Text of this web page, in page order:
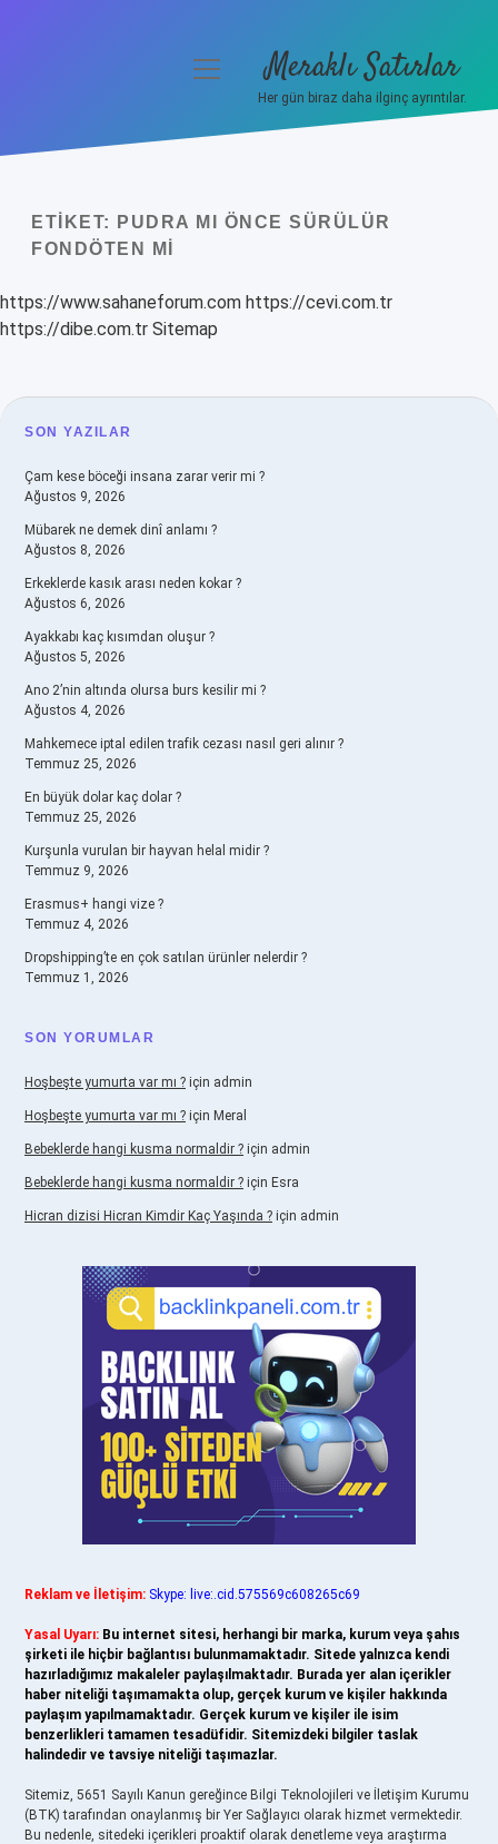
Yasal Uyarı
Hakkımızda
menüyü
Meraklı Satırlar
Her gün biraz daha ilginç ayrıntılar.
ETIKET:
PUDRA MI ÖNCE SÜRÜLÜR
FONDÖTEN MI
https://www.sahaneforum.com https://cevi.com.tr
https://dibe.com.tr Sitemap
SIDEBAR
SON YAZILAR
Çam kese böceği insana zarar verir mi ?
Ağustos 9, 2026
Mübarek ne demek dinî anlamı ?
Ağustos 8, 2026
Erkeklerde kasık arası neden kokar ?
Ağustos 6, 2026
Ayakkabı kaç kısımdan oluşur ?
Ağustos 5, 2026
Ano 2’nin altında olursa burs kesilir mi ?
Ağustos 4, 2026
Mahkemece iptal edilen trafik cezası nasıl geri alınır ?
Temmuz 25, 2026
En büyük dolar kaç dolar ?
Temmuz 25, 2026
Kurşunla vurulan bir hayvan helal midir ?
Temmuz 9, 2026
Erasmus+ hangi vize ?
Temmuz 4, 2026
Dropshipping’te en çok satılan ürünler nelerdir ?
Temmuz 1, 2026
SON YORUMLAR
Hoşbeşte yumurta var mı ? için admin
Hoşbeşte yumurta var mı ? için Meral
Bebeklerde hangi kusma normaldir ? için admin
Bebeklerde hangi kusma normaldir ? için Esra
Hicran dizisi Hicran Kimdir Kaç Yaşında ? için admin
Reklam ve İletişim: Skype: live:.cid.575569c608265c69
Yasal Uyarı: Bu internet sitesi, herhangi bir marka, kurum veya şahıs
şirketi ile hiçbir bağlantısı bulunmamaktadır. Sitede yalnızca kendi
hazırladığımız makaleler paylaşılmaktadır. Burada yer alan içerikler
haber niteliği taşımamakta olup, gerçek kurum ve kişiler hakkında
paylaşım yapılmamaktadır. Gerçek kurum ve kişiler ile isim
benzerlikleri tamamen tesadüfidir. Sitemizdeki bilgiler taslak
halindedir ve tavsiye niteliği taşımazlar.
Sitemiz, 5651 Sayılı Kanun gereğince Bilgi Teknolojileri ve İletişim Kurumu
(BTK) tarafından onaylanmış bir Yer Sağlayıcı olarak hizmet vermektedir.
Bu nedenle, sitedeki içerikleri proaktif olarak denetleme veya araştırma